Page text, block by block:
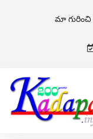
మా గురించి